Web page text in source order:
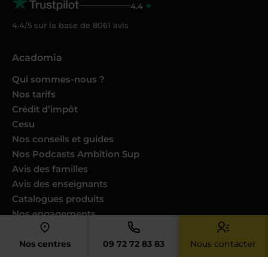
Nos centres 09 72 72 83 83 Nous contacter
4.4
4.4/5 sur la base de 8061 avis
Acadomia
Qui sommes-nous ?
Nos tarifs
Crédit d’impôt
Cesu
Nos conseils et guides
Nos Podcasts Ambition Sup
Avis des familles
Avis des enseignants
Catalogues produits
Nos engagements
Nous joindre
Devenir enseignant